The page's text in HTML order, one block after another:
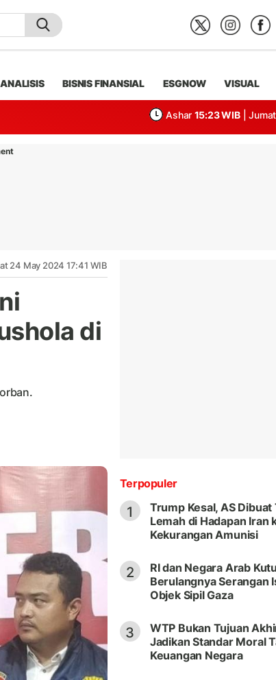
ANALISIS BISNIS FINANSIAL ESGNOW VISUAL
Ashar 15:23 WIB |
24 May 2024 17:41 WIB
di
Terpopuler
1
Trump Kesal, AS Dibuat
Lemah di Hadapan Iran
Kekurangan Amunisi
2
RI dan Negara Arab
Berulangnya Serangan
Objek Sipil Gaza
3
WTP Bukan Tujuan
Jadikan Standar Moral
Keuangan Negara